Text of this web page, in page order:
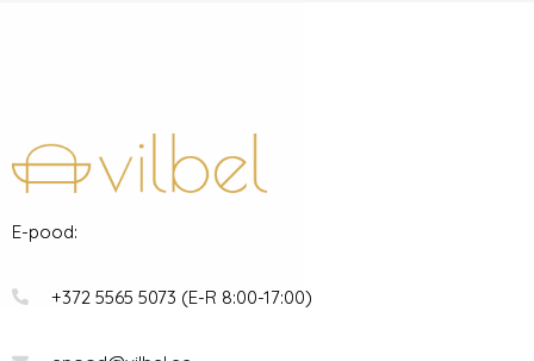
E-pood:
+372 5565 5073 (E-R 8:00-17:00)